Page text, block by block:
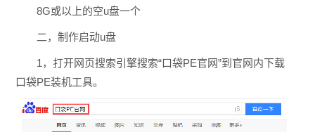
8G或以上的空u盘一个
二，制作启动u盘
1，打开网页搜索引擎搜索“口袋PE官网”到官网内下载
口袋PE装机工具。